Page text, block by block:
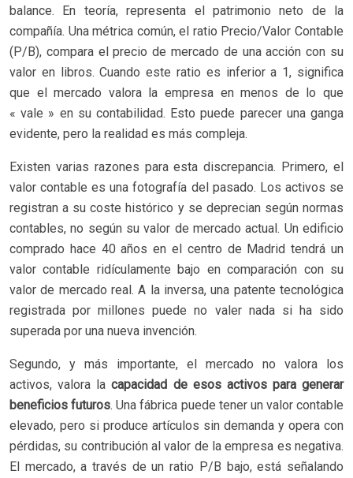
balance. En teoría, representa el patrimonio neto de la
compañía. Una métrica común, el ratio Precio/Valor Contable
(P/B), compara el precio de mercado de una acción con su
valor en libros. Cuando este ratio es inferior a 1, significa
que el mercado valora la empresa en menos de lo que
« vale » en su contabilidad. Esto puede parecer una ganga
evidente, pero la realidad es más compleja.
Existen varias razones para esta discrepancia. Primero, el
valor contable es una fotografía del pasado. Los activos se
registran a su coste histórico y se deprecian según normas
contables, no según su valor de mercado actual. Un edificio
comprado hace 40 años en el centro de Madrid tendrá un
valor contable ridículamente bajo en comparación con su
valor de mercado real. A la inversa, una patente tecnológica
registrada por millones puede no valer nada si ha sido
superada por una nueva invención.
Segundo, y más importante, el mercado no valora los
activos, valora lacapacidad de esos activos para generar
beneficios futuros. Una fábrica puede tener un valor contable
elevado, pero si produce artículos sin demanda y opera con
pérdidas, su contribución al valor de la empresa es negativa.
El mercado, a través de un ratio P/B bajo, está señalando